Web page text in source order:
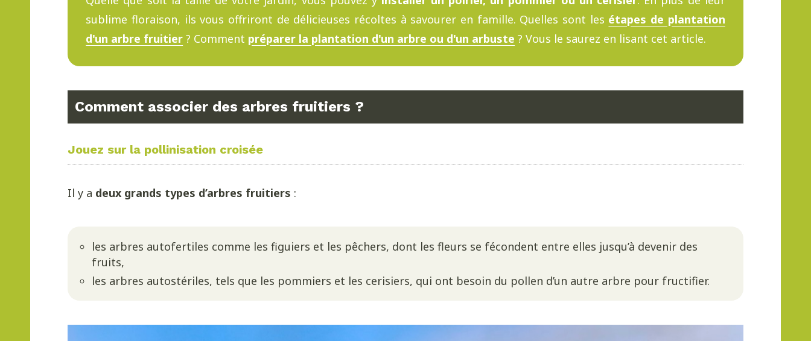
sublime floraison, ils vous offriront de délicieuses récoltes à savourer en famille. Quelles sont les étapes de plantation
d'un arbre fruitier ? Comment préparer la plantation d'un arbre ou d'un arbuste ? Vous le saurez en lisant cet article.
Comment associer des arbres fruitiers ?
Jouez sur la pollinisation croisée
Il y a deux grands types d’arbres fruitiers :
les arbres autofertiles comme les figuiers et les pêchers, dont les fleurs se fécondent entre elles jusqu’à devenir des
fruits,
les arbres autostériles, tels que les pommiers et les cerisiers, qui ont besoin du pollen d’un autre arbre pour fructifier.